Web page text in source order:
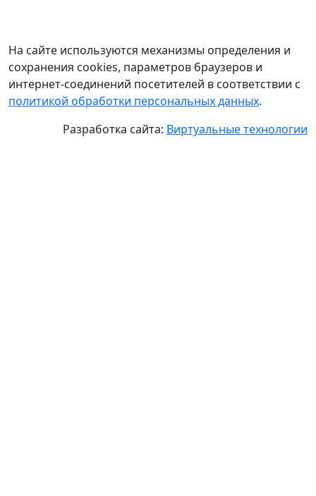
На сайте используются механизмы определения и
сохранения cookies, параметров браузеров и
интернет-соединений посетителей в соответствии с
политикой обработки персональных данных.
Разработка сайта: Виртуальные технологии